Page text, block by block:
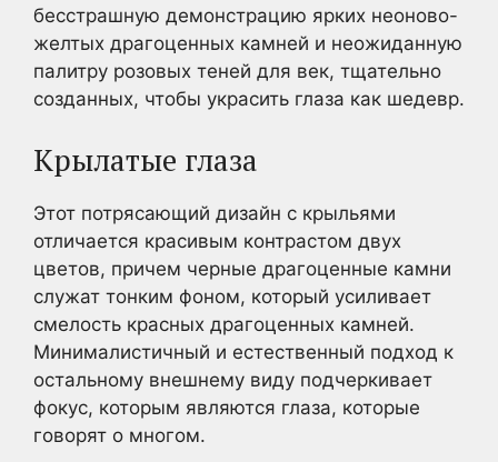
бесстрашную демонстрацию ярких неоново-
желтых драгоценных камней и неожиданную
палитру розовых теней для век, тщательно
созданных, чтобы украсить глаза как шедевр.
Крылатые глаза
Этот потрясающий дизайн с крыльями
отличается красивым контрастом двух
цветов, причем черные драгоценные камни
служат тонким фоном, который усиливает
смелость красных драгоценных камней.
Минималистичный и естественный подход к
остальному внешнему виду подчеркивает
фокус, которым являются глаза, которые
говорят о многом.